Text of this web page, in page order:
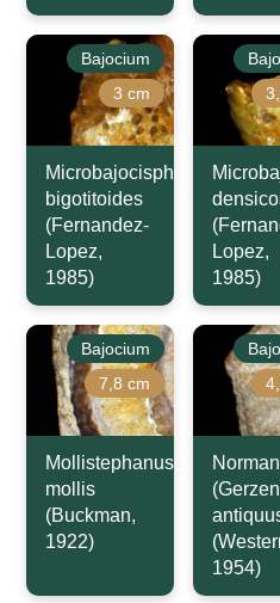
Bajocium
3 cm
Microbajocisphinctes
bigotitoides
(Fernandez-
Lopez,
1985)
Lopez,
1985)
Bajocium
7,8 cm
Mollistephanus
mollis
(Buckman,
1922)
1954)